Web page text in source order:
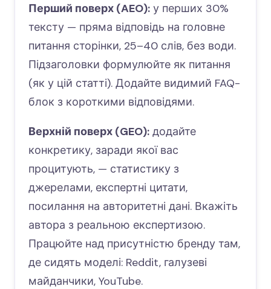
Перший поверх (AEO): у перших 30%
тексту — пряма відповідь на головне
питання сторінки, 25–40 слів, без води.
Підзаголовки формулюйте як питання
(як у цій статті). Додайте видимий FAQ-
блок з короткими відповідями.
Верхній поверх (GEO): додайте
конкретику, заради якої вас
процитують, — статистику з
джерелами, експертні цитати,
посилання на авторитетні дані. Вкажіть
автора з реальною експертизою.
Працюйте над присутністю бренду там,
де сидять моделі: Reddit, галузеві
майданчики, YouTube.